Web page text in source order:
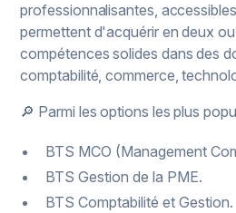
professionnalisantes,
permettent d'acquérir en deux
compétences solides dans des
comptabilité, commerce,
🔎 Parmi les options les plus
BTS MCO (Management
BTS Gestion de la PME.
BTS Comptabilité et Gestion.